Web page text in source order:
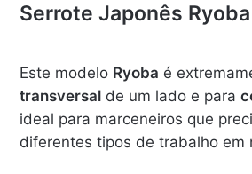
Serrote Japonês
Este modelo Ryoba é
transversal de um lado e para
ideal para marceneiros que
diferentes tipos de trabalho em